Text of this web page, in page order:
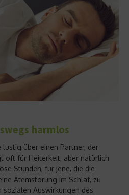
harmlos
über einen Partner, der
oft für Heiterkeit, aber natürlich
Stunden, für jene, die die
Atemstörung im Schlaf, zu
sozialen Auswirkungen des